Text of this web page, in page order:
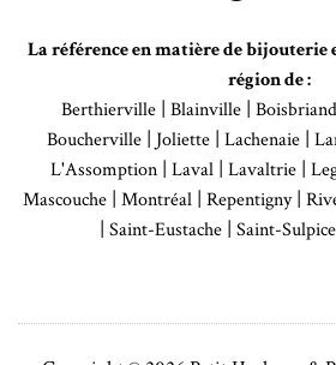
La référence en matière de bijouterie
région de :
Berthierville| Blainville| Boisbriand
Boucherville | Joliette | Lachenaie |
L'Assomption| Laval| Lavaltrie|
Mascouche| Montréal| Repentigny|
| Saint-Eustache| Saint-Sulpice